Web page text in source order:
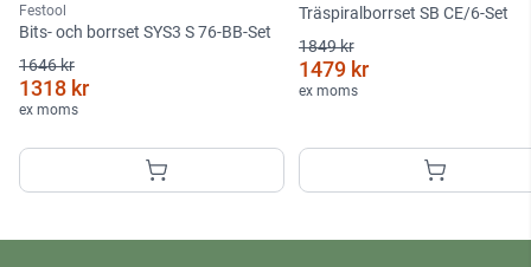
Festool
Bits- och borrset SYS3 S 76-BB-Set
1646 kr
1318 kr
ex moms
Träspiralborrset SB CE/6-Set
1849 kr
1479 kr
ex moms